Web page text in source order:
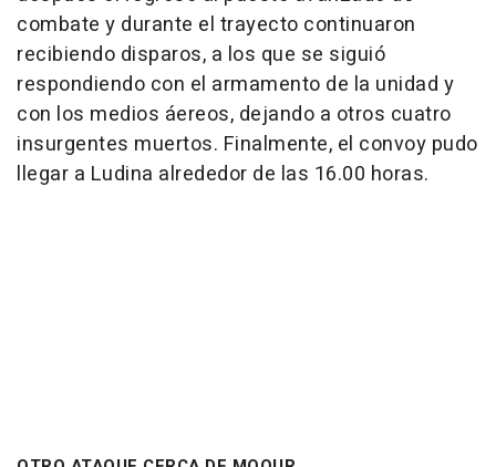
combate y durante el trayecto continuaron
recibiendo disparos, a los que se siguió
respondiendo con el armamento de la unidad y
con los medios áereos, dejando a otros cuatro
insurgentes muertos. Finalmente, el convoy pudo
llegar a Ludina alrededor de las 16.00 horas.